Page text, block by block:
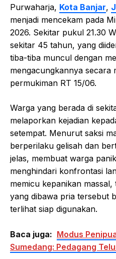
Purwaharja, Kota Banjar,
menjadi mencekam pada
2026. Sekitar pukul 21.30
sekitar 45 tahun, yang
tiba-tiba muncul dengan
mengacungkannya secara
permukiman RT 15/06.
Warga yang berada di
melaporkan kejadian
setempat. Menurut saksi
berperilaku gelisah dan
jelas, membuat warga
menghindari konfrontasi
memicu kepanikan
yang dibawa pria tersebut
terlihat siap digunakan.
Baca juga: Modus
Sumedang: Pedagang